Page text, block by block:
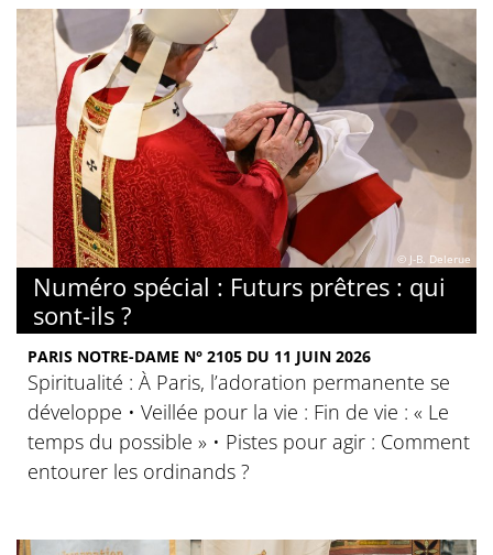
© J-B. Delerue
Numéro spécial : Futurs prêtres : qui
sont-ils ?
PARIS NOTRE-DAME N° 2105 DU 11 JUIN 2026
Spiritualité : À Paris, l’adoration permanente se
développe • Veillée pour la vie : Fin de vie : « Le
temps du possible » • Pistes pour agir : Comment
entourer les ordinands ?